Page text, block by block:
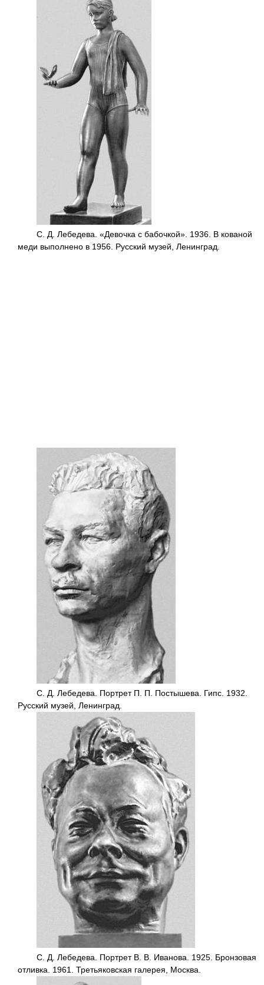
С. Д. Лебедева. «Девочка с бабочкой». 1936. В кованой
меди выполнено в 1956. Русский музей, Ленинград.
С. Д. Лебедева. Портрет П. П. Постышева. Гипс. 1932.
Русский музей, Ленинград.
С. Д. Лебедева. Портрет В. В. Иванова. 1925. Бронзовая
отливка. 1961. Третьяковская галерея, Москва.